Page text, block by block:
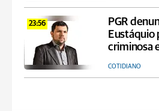
23:56
PGR
Eustáquio
criminosa
COTIDIANO